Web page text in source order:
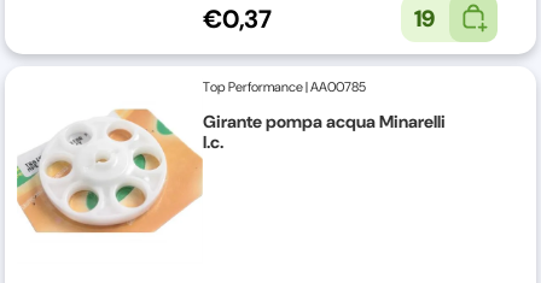
€0,37 19
Top Performance|AA00785
Girante pompa acqua Minarelli
l.c.